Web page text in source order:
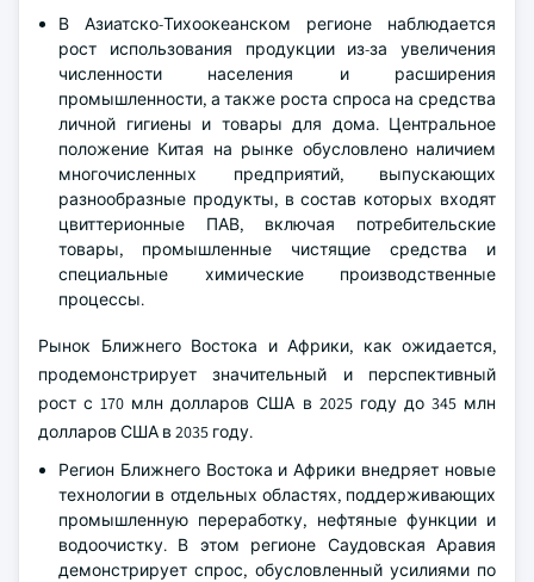
В Азиатско-Тихоокеанском регионе наблюдается
рост использования продукции из-за увеличения
численности населения и расширения
промышленности, а также роста спроса на средства
личной гигиены и товары для дома. Центральное
положение Китая на рынке обусловлено наличием
многочисленных предприятий, выпускающих
разнообразные продукты, в состав которых входят
цвиттерионные ПАВ, включая потребительские
товары, промышленные чистящие средства и
специальные химические производственные
процессы.
Рынок Ближнего Востока и Африки, как ожидается,
продемонстрирует значительный и перспективный
рост с 170 млн долларов США в 2025 году до 345 млн
долларов США в 2035 году.
Регион Ближнего Востока и Африки внедряет новые
технологии в отдельных областях, поддерживающих
промышленную переработку, нефтяные функции и
водоочистку. В этом регионе Саудовская Аравия
демонстрирует спрос, обусловленный усилиями по